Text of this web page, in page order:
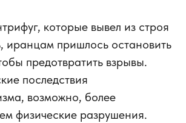
которые вывел из строя
иранцам пришлось остановить
предотвратить взрывы.
последствия
возможно, более
физические разрушения.